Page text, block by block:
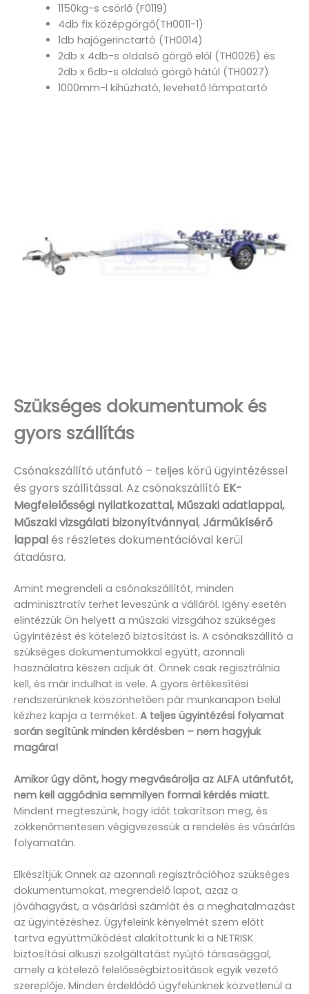
1150kg-s csörlő (F0119)
4db fix középgörgő(TH0011-1)
1db hajógerinctartó (TH0014)
2db x 4db-s oldalsó görgő elől (TH0026) és
2db x 6db-s oldalsó görgő hátúl (TH0027)
1000mm-l kihúzható, levehető lámpatartó
Szükséges dokumentumok és
gyors szállítás
Csónakszállító utánfutó – teljes körű ügyintézéssel
és gyors szállítással. Az csónakszállító EK-
Megfelelősségi nyilatkozattal, Műszaki adatlappal,
Műszaki vizsgálati bizonyítvánnyal,Járműkísérő
lappalés részletes dokumentációval kerül
átadásra.
Amint megrendeli a csónakszállítót, minden
adminisztratív terhet leveszünk a válláról. Igény esetén
elintézzük Ön helyett a műszaki vizsgához szükséges
ügyintézést és kötelező biztosítást is. A csónakszállító a
szükséges dokumentumokkal együtt, azonnali
használatra készen adjuk át. Önnek csak regisztrálnia
kell, és már indulhat is vele. A gyors értékesítési
rendszerünknek köszönhetően pár munkanapon belül
kézhez kapja a terméket. A teljes ügyintézési folyamat
során segítünk minden kérdésben – nem hagyjuk
magára!
Amikor úgy dönt, hogy megvásárolja az ALFA utánfutót,
nem kell aggódnia semmilyen formai kérdés miatt.
Mindent megteszünk, hogy időt takarítson meg, és
zökkenőmentesen végigvezessük a rendelés és vásárlás
folyamatán.
Elkészítjük Önnek az azonnali regisztrációhoz szükséges
dokumentumokat, megrendelő lapot, azaz a
jóváhagyást, a vásárlási számlát és a meghatalmazást
az ügyintézéshez. Ügyfeleink kényelmét szem előtt
tartva együttműködést alakítottunk ki a NETRISK
biztosítási alkuszi szolgáltatást nyújtó társasággal,
amely a kötelező felelősségbiztosítások egyik vezető
szereplője. Minden érdeklődő ügyfelünknek közvetlenül a